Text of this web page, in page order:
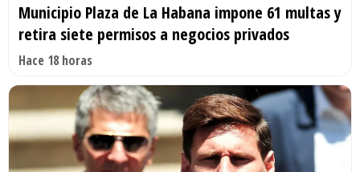
Municipio Plaza de La Habana impone 61 multas y
retira siete permisos a negocios privados
Hace 18 horas